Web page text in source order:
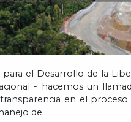
el Desarrollo de la
- hacemos un
en el
de…